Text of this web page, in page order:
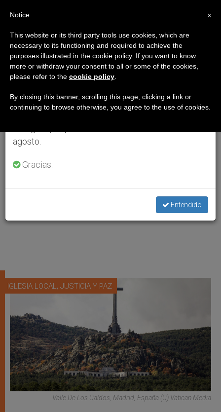
IGLESIA LOCAL, JUSTICIA Y PAZ
Valle De Los Caídos, Madrid, España (C) Vatican Media
×
Aviso importante
Del 27 de julio al 7 de agosto haremos la pausa
anual, aprovechando que en el periodo de verano
se generan menos informaciones y también el
agosto.
Gracias.
Entendido
x
Notice
This website or its third party tools use cookies, which are
necessary to its functioning and required to achieve the
purposes illustrated in the cookie policy. If you want to know
more or withdraw your consent to all or some of the cookies,
please refer to the cookie policy
By closing this banner, scrolling this page, clicking a link or
continuing to browse otherwise, you agree to the use of cookies.